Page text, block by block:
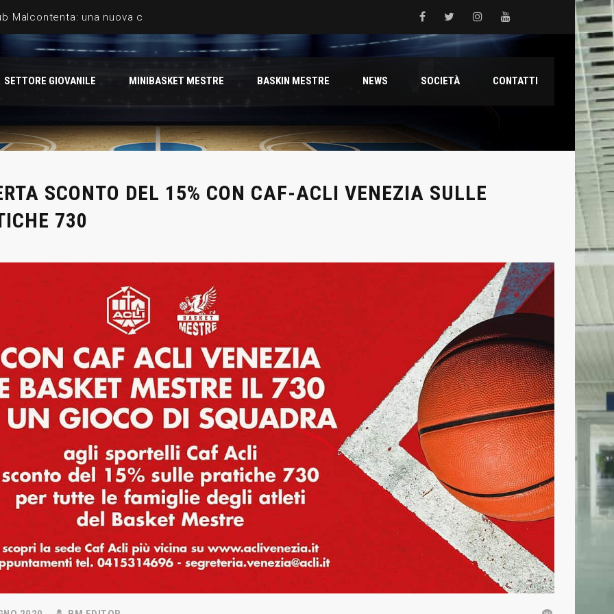
Malcontenta: una nuova collaborazione che aumenta la rete del Grifone nel territorio
il Grifone!
della pallacanestro italiana in biancorosso
per la stagione 2026/27. Raggiunto accordo con Umana Reyer
SETTORE GIOVANILE MINIBASKET MESTRE BASKIN MESTRE NEWS SOCIETÀ CONTATTI
SCONTO DEL 15% CON CAF-ACLI VENEZIA SULLE
730
– Basket Club
una nuova
che aumenta la rete
nel territorio
d’eccezione per il
LINKS
Abbonamenti
Biglietti
Download
Regolamento Emergenza Covid-19
Consorzio Progetto Mestre
CONTATTI
Basket Mestre 1958 SSD a.r.l
Orari Segreteria:
Lun – Merc dalle 19.00 alle 20.30
(+39) 320 7147731
segreteria@basketmestre.it